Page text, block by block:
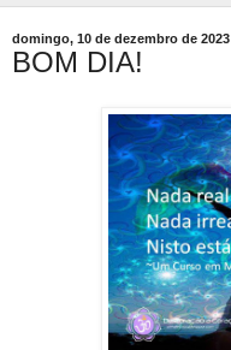
domingo, 10 de dezembro de 2023
BOM DIA!